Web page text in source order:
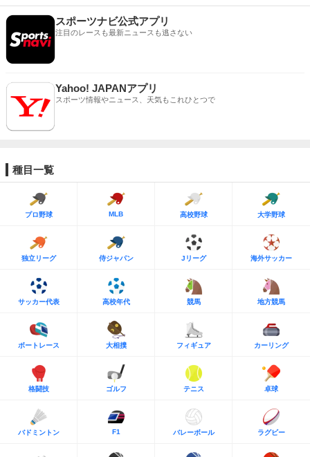
スポーツナビ公式アプリ
注目のレースも最新ニュースも逃さない
Yahoo! JAPANアプリ
スポーツ情報やニュース、天気もこれひとつで
種目一覧
プロ野球 MLB 高校野球 大学野球
独立リーグ 侍ジャパン Jリーグ 海外サッカー
サッカー代表 高校年代 競馬 地方競馬
ボートレース 大相撲 フィギュア カーリング
格闘技 ゴルフ テニス 卓球
バドミントン F1 バレーボール ラグビー